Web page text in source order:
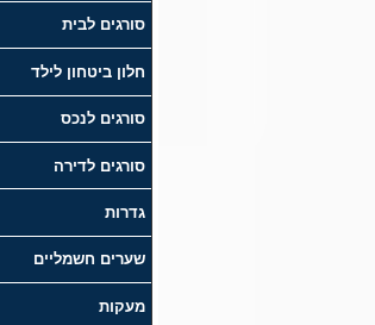
סורגים לבית
חלון ביטחון לילד
סורגים לנכס
סורגים לדירה
גדרות
שערים חשמליים
מעקות